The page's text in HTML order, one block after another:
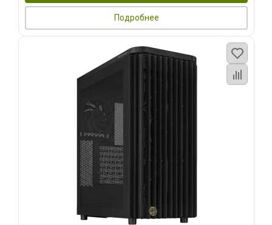
Подробнее